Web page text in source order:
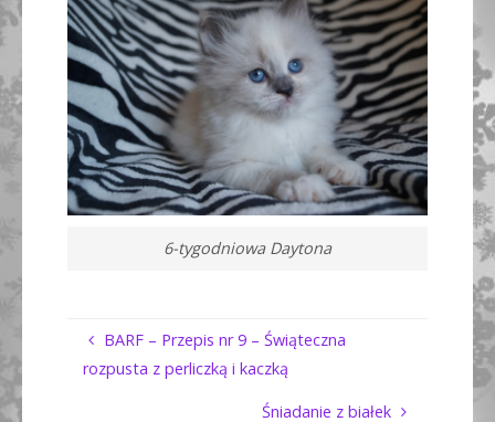
6-tygodniowa Daytona
BARF – Przepis nr 9 – Świąteczna
rozpusta z perliczką i kaczką
Śniadanie z białek